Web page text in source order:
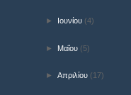
► Ιουνίου (4)
► Μαΐου (5)
►Απριλίου (17)